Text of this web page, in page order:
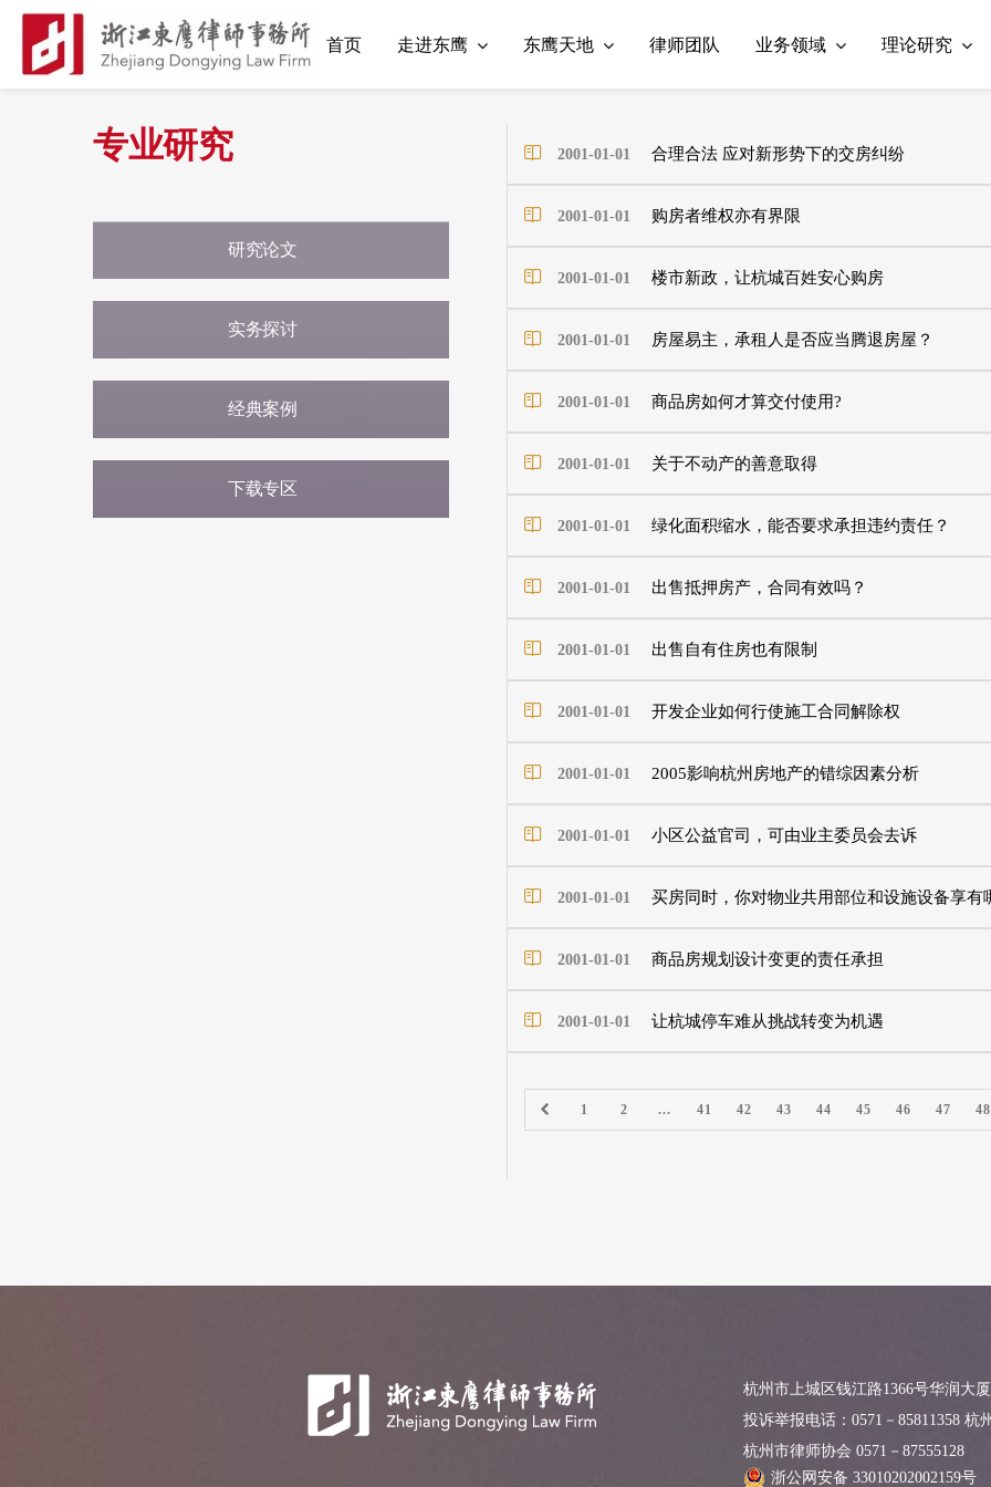
首页 走进东鹰 东鹰天地 律师团队 业务领域 理论研究
专业研究
研究论文
实务探讨
经典案例
下载专区
2001-01-01 合理合法 应对新形势下的交房纠纷
2001-01-01 购房者维权亦有界限
2001-01-01 楼市新政，让杭城百姓安心购房
2001-01-01 房屋易主，承租人是否应当腾退房屋？
2001-01-01 商品房如何才算交付使用?
2001-01-01 关于不动产的善意取得
2001-01-01 绿化面积缩水，能否要求承担违约责任？
2001-01-01 出售抵押房产，合同有效吗？
2001-01-01 出售自有住房也有限制
2001-01-01 开发企业如何行使施工合同解除权
2001-01-01 2005影响杭州房地产的错综因素分析
2001-01-01 小区公益官司，可由业主委员会去诉
2001-01-01 买房同时，你对物业共用部位和设施设备享有
2001-01-01 商品房规划设计变更的责任承担
2001-01-01 让杭城停车难从挑战转变为机遇
1 2 ... 41 42 43 44 45 46 47 48
杭州市上城区钱江路1366号华润大
投诉举报电话：0571－85811358 杭
杭州市律师协会 0571－87555128
浙公网安备 33010202002159号